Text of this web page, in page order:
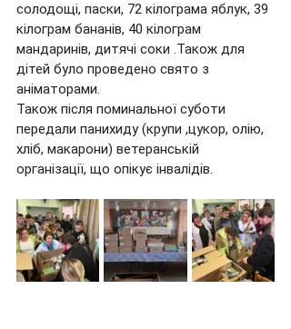
солодощі, паски, 72 кілограма яблук, 39
кілограм бананів, 40 кілограм
мандаринів, дитячі соки .Також для
дітей було проведено свято з
аніматорами.
Також після поминальної суботи
передали панихиду (крупи ,цукор, олію,
хліб, макарони) ветеранській
організації, що опікує інвалідів.